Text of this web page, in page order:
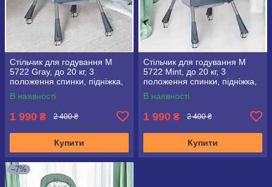
Стільчик для годування M
5722 Gray, до 20 кг, 3
положення спинки, підніжка,
кошик для іграшок
В наявності
1 990 ₴ 2 400 ₴
Купити
Стільчик для годування M
5722 Mint, до 20 кг, 3
положення спинки, підніжка,
кошик для іграшок
В наявності
1 990 ₴ 2 400 ₴
Купити
–7%